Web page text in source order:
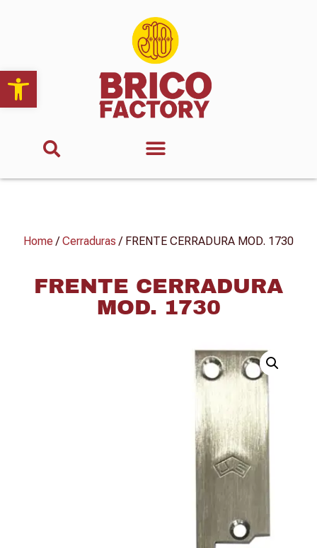
Abrir barra de herramientas
Home/Cerraduras / FRENTE CERRADURA MOD. 1730
FRENTE CERRADURA
MOD. 1730